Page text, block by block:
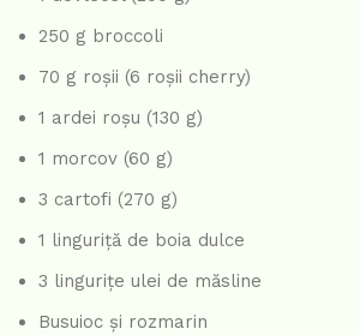
250 g broccoli
70 g roșii (6 roșii cherry)
1 ardei roșu (130 g)
1 morcov (60 g)
3 cartofi (270 g)
1 linguriță de boia dulce
3 lingurițe ulei de măsline
Busuioc și rozmarin